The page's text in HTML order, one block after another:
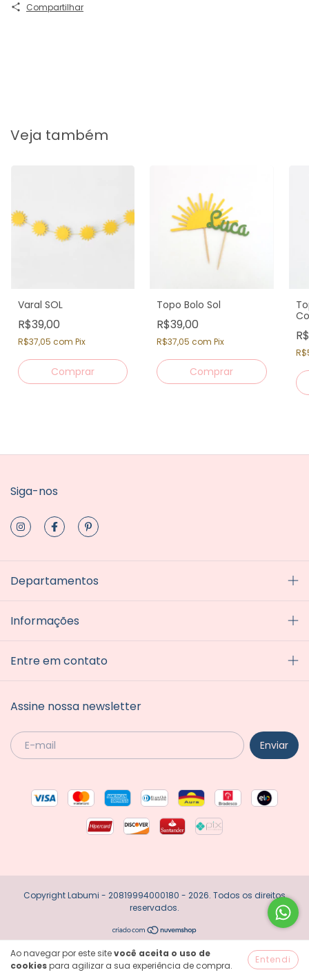
Ao navegar por este sitevocê aceita o uso de
cookiespara agilizar a sua experiência de compra.
Entendi
Compartilhar
Veja também
Varal SOL
R$39,00
R$37,05 com Pix
Topo Bolo Sol
R$39,00
R$37,05com Pix
Comprar
Siga-nos
Departamentos
Informações
Entre em contato
Assine nossa newsletter
Copyright Labumi - 20819994000180 - 2026. Todos os direitos
reservados.